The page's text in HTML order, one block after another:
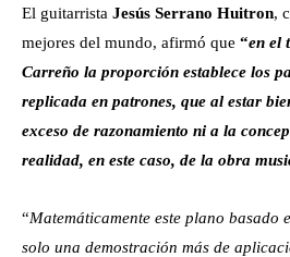
El guitarrista Jesús Serrano Huitron,
mejores del mundo, afirmó que “en el
Carreño la proporción establece los
replicada en patrones, que al estar
exceso de razonamiento ni a la
realidad, en este caso, de la obra
“Matemáticamente este plano basado
solo una demostración más de